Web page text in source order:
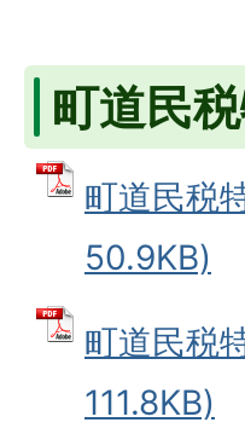
町道民
町道民税
50.9KB)
町道民税
111.8KB)